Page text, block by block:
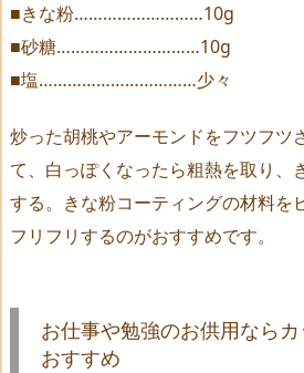
■きな粉………………………10g
■砂糖…………………………10g
■塩……………………………少々
炒った胡桃やアーモンドをフツフツ
て、白っぽくなったら粗熱を取り、
する。きな粉コーティングの材料を
フリフリするのがおすすめです。
お仕事や勉強のお供用なら
おすすめ